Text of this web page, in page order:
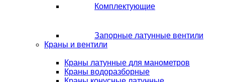
Комплектующие
Запорные латунные вентили
Краны и вентили
Краны латунные для манометров
Краны водоразборные